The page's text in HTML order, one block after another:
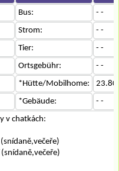
Bus:
- -
Strom:
- -
Tier:
- -
Ortsgebühr:
- -
*Hütte/Mobilhome:
*Gebäude:
- -
v chatkách: